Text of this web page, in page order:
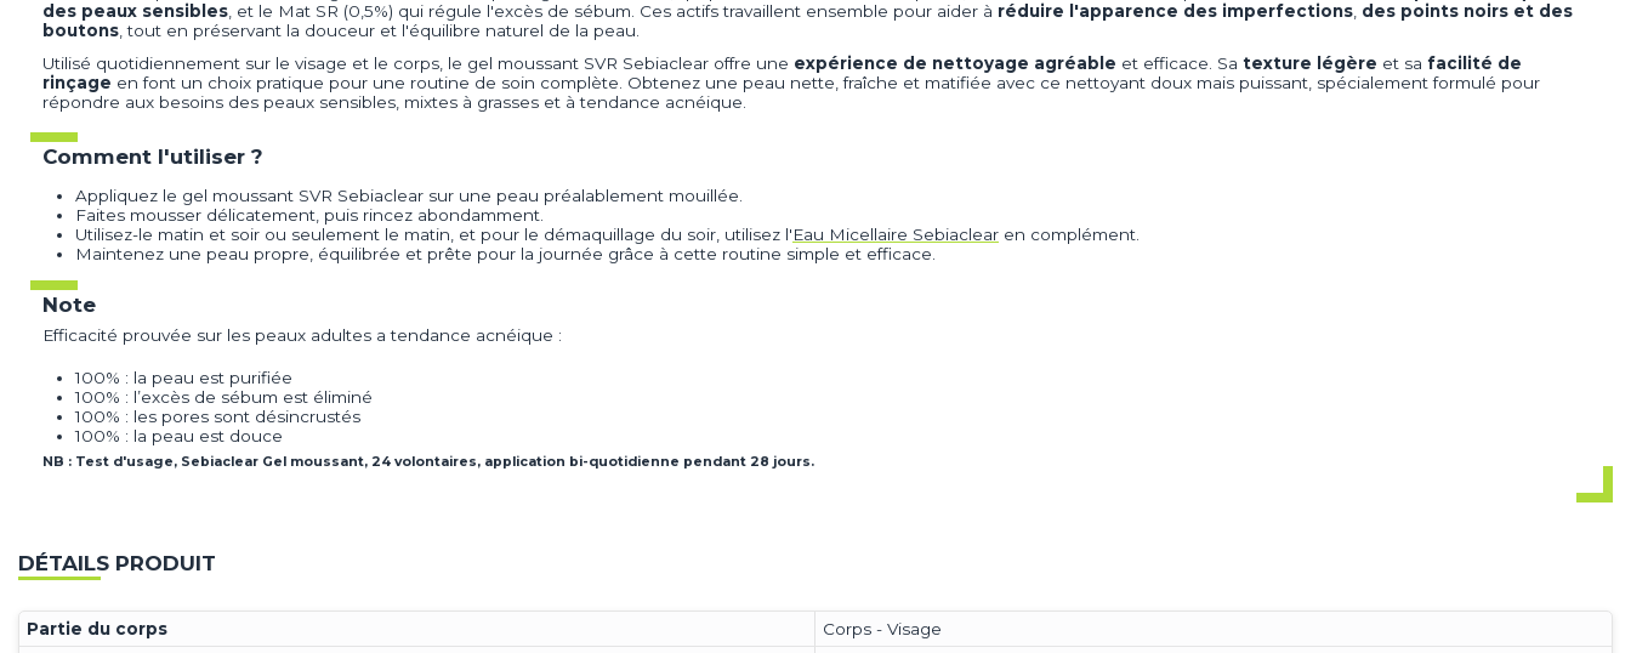
des peaux sensibles , et le Mat SR (0,5%) qui régule l'excès de sébum. Ces actifs travaillent ensemble pour aider à réduire l'apparence des imperfections des points noirs et des
boutons , tout en préservant la douceur et l'équilibre naturel de la peau.
Utilisé quotidiennement sur le visage et le corps, le gel moussant SVR Sebiaclear offre une expérience de nettoyage agréable et efficace. Sa texture légère et sa facilité de
rinçage en font un choix pratique pour une routine de soin complète. Obtenez une peau nette, fraîche et matifiée avec ce nettoyant doux mais puissant, spécialement formulé pour
répondre aux besoins des peaux sensibles, mixtes à grasses et à tendance acnéique.
Comment l'utiliser ?
Appliquez le gel moussant SVR Sebiaclear sur une peau préalablement mouillée.
Faites mousser délicatement, puis rincez abondamment.
Utilisez-le matin et soir ou seulement le matin, et pour le démaquillage du soir, utilisez l'Eau Micellaire Sebiaclear en complément.
Maintenez une peau propre, équilibrée et prête pour la journée grâce à cette routine simple et efficace.
Note
Efficacité prouvée sur les peaux adultes a tendance acnéique :
100% : la peau est purifiée
100% : l’excès de sébum est éliminé
100% : les pores sont désincrustés
100% : la peau est douce
NB : Test d'usage, Sebiaclear Gel moussant, 24 volontaires, application bi-quotidienne pendant 28 jours.
DÉTAILS PRODUIT
Partie du corps
Corps - Visage